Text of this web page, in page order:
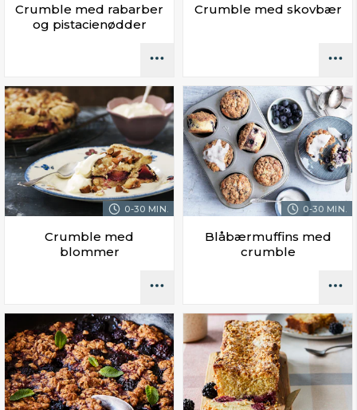
Crumble med rabarber
og pistacienødder
Crumble med skovbær
0-30 MIN.
Crumble med
blommer
0-30 MIN.
Blåbærmuffins med
crumble